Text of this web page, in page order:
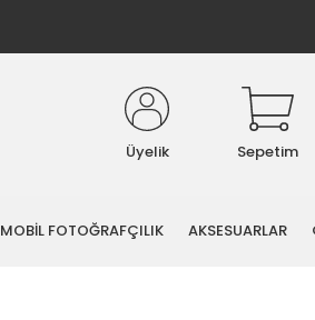
Üyelik Sepetim
MOBİL FOTOĞRAFÇILIK AKSESUARLAR